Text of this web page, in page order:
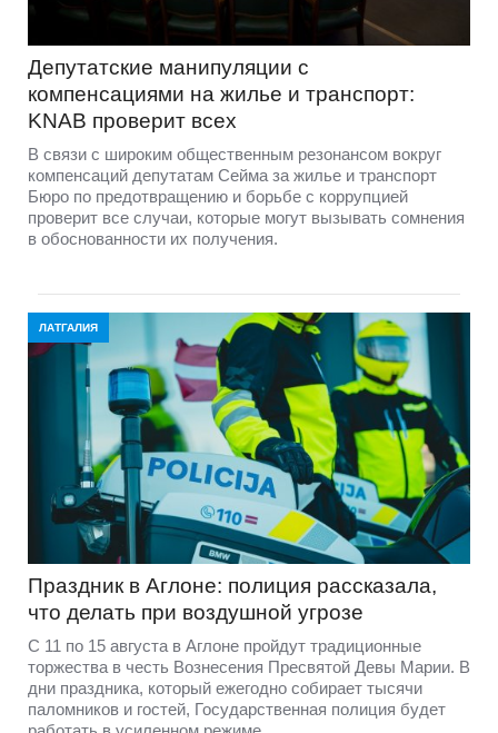
Депутатские манипуляции с
компенсациями на жилье и транспорт:
KNAB проверит всех
В связи с широким общественным резонансом вокруг
компенсаций депутатам Сейма за жилье и транспорт
Бюро по предотвращению и борьбе с коррупцией
проверит все случаи, которые могут вызывать сомнения
в обоснованности их получения.
ЛАТГАЛИЯ
Праздник в Аглоне: полиция рассказала,
что делать при воздушной угрозе
С 11 по 15 августа в Аглоне пройдут традиционные
торжества в честь Вознесения Пресвятой Девы Марии. В
дни праздника, который ежегодно собирает тысячи
паломников и гостей, Государственная полиция будет